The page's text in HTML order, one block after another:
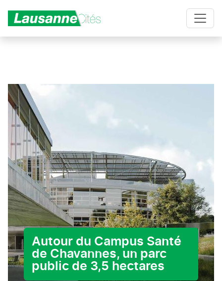
Autour du Campus Santé
de Chavannes, un parc
public de 3,5 hectares